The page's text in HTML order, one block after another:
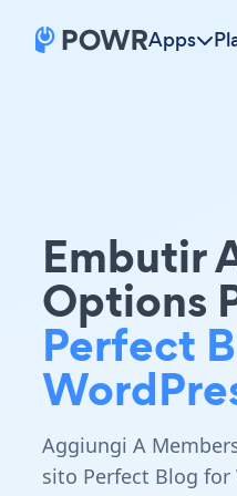
Apps
Embutir
Options
Perfect
Aggiungi A
sito Perfect Blog for